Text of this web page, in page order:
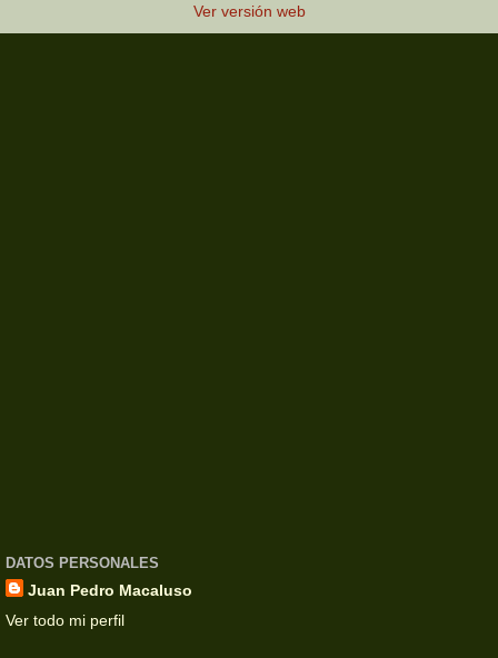
Ver versión web
DATOS PERSONALES
Juan Pedro Macaluso
Ver todo mi perfil